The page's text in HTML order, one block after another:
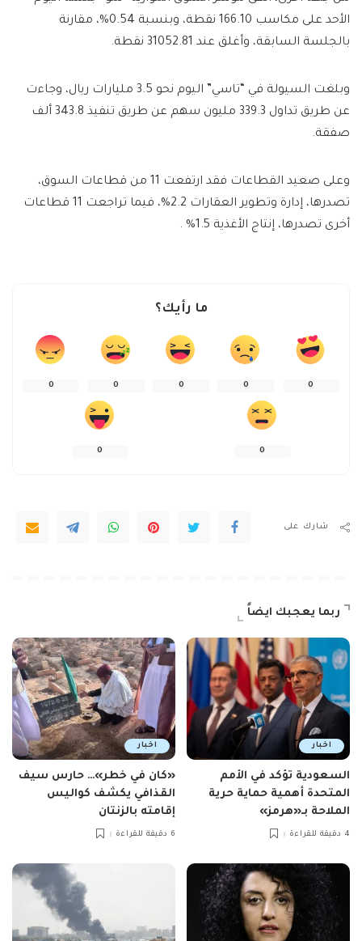
الأحد على مكاسب 166.10 نقطة، وبنسبة 0.54%، مقارنة
بالجلسة السابقة، وأغلق عند 31052.81 نقطة.
وبلغت السيولة في “تاسي” اليوم نحو 3.5 مليارات ريال، وجاءت
عن طريق تداول 339.3 مليون سهم عن طريق تنفيذ 343.8 ألف
صفقة.
وعلى صعيد القطاعات فقد ارتفعت 11 من قطاعات السوق،
تصدرها، إدارة وتطوير العقارات 2.2%، فيما تراجعت 11 قطاعات
أخرى تصدرها، إنتاج الأغذية 1.5% .
ما رأيك؟
0
0
0
0
0
0
0
شارك على
ربما يعجبك ايضاً
اخبار
السعودية تؤكد في الأمم
المتحدة أهمية حماية حرية
الملاحة بـ«هرمز»
4 دقيقة للقراءة
اخبار
«كان في خطر»… حارس سيف
القذافي يكشف كواليس
إقامته بالزنتان
6 دقيقة للقراءة